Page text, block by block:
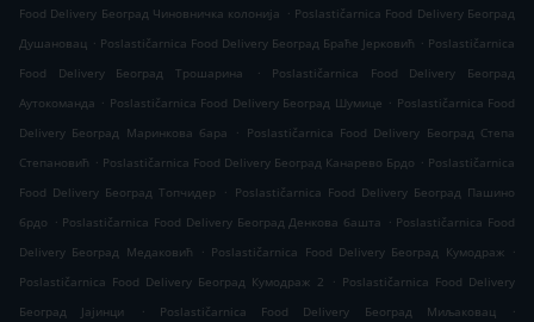
Food Delivery Београд Чиновничка колонија . Poslastičarnica Food Delivery Београд
Душановац . Poslastičarnica Food Delivery Београд Браће Јерковић . Poslastičarnica
Food Delivery Београд Трошарина
.
Poslastičarnica Food Delivery Београд
Аутокоманда . Poslastičarnica Food Delivery Београд Шумице . Poslastičarnica Food
Delivery Београд Маринкова бара
. Poslastičarnica Food Delivery Београд Степа
Степановић . Poslastičarnica Food Delivery Београд Канарево Брдо . Poslastičarnica
Food Delivery Београд Топчидер
. Poslastičarnica Food Delivery Београд Пашино
брдо . Poslastičarnica Food Delivery Београд Денкова башта . Poslastičarnica Food
Delivery Београд Медаковић
. Poslastičarnica Food Delivery Београд Кумодраж .
Poslastičarnica Food Delivery Београд Кумодраж 2
. Poslastičarnica Food Delivery
Београд Јајинци
. Poslastičarnica Food Delivery Београд Миљаковац
.